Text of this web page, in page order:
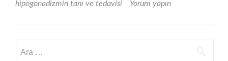
hipogonadizmin tanı ve tedavisi
Yorum yapın